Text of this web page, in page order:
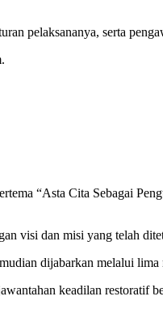
pelaksananya, serta
“Asta Cita Sebagai
visi dan misi yang telah
dijabarkan melalui
keadilan restoratif